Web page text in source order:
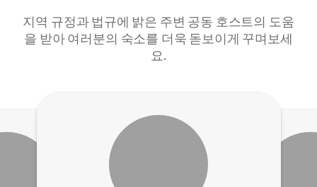
지역 규정과 법규에 밝은 주변 공동 호스트의 도움
을 받아 여러분의 숙소를 더욱 돋보이게 꾸며보세
요.